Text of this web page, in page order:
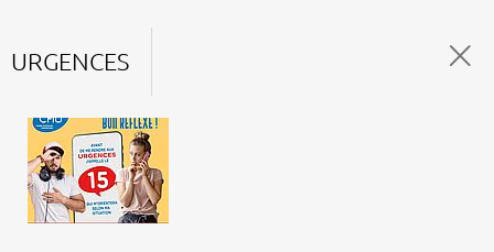
URGENCES